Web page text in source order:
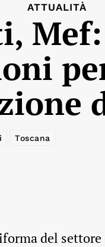
ATTUALITÀ
Toscana
del